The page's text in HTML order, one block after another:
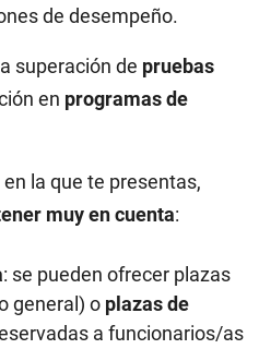
de desempeño.
superación de pruebas
en programas de
la que te presentas,
muy en cuenta:
: se pueden ofrecer plazas
general) o plazas de
a funcionarios/as